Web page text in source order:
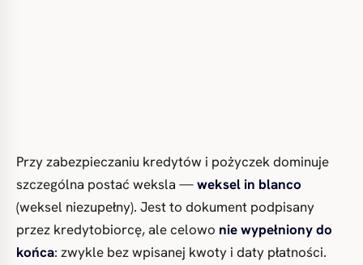
Przy zabezpieczaniu kredytów i pożyczek dominuje
szczególna postać weksla —weksel in blanco
(weksel niezupełny). Jest to dokument podpisany
przez kredytobiorcę, ale celowo nie wypełniony do
końca: zwykle bez wpisanej kwoty i daty płatności.